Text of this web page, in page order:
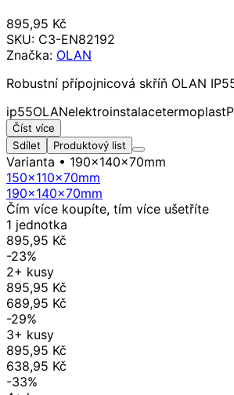
895,95 Kč
SKU: C3-EN82192
Značka: OLAN
Robustní přípojnicová skříň OLAN
ip55OLANelektroinstalacetermoplast
Číst více
Sdílet
Produktový list
Varianta • 190x140x70mm
150x110x70mm
190x140x70mm
Čím více koupíte, tím více ušetříte
1 jednotka
895,95 Kč
-23%
2+ kusy
895,95 Kč
689,95 Kč
-29%
3+ kusy
895,95 Kč
638,95 Kč
-33%